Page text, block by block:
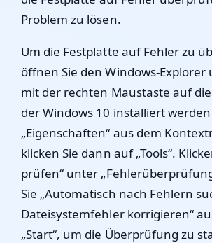
Problem zu lösen.
Um die Festplatte auf Fehler zu
öffnen Sie den Windows-Explorer
mit der rechten Maustaste auf
der Windows 10 installiert
„Eigenschaften“ aus dem
klicken Sie dann auf „Tools“.
prüfen“ unter
Sie „Automatisch nach Fehlern
Dateisystemfehler korrigieren“
„Start“, um die Überprüfung zu